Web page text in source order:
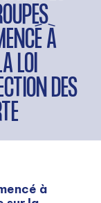
À
LOI
DES
à